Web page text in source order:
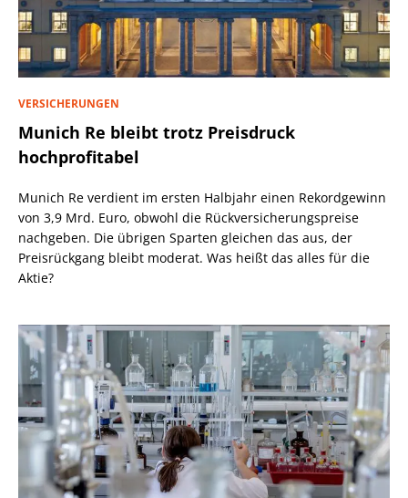
VERSICHERUNGEN
Munich Re bleibt trotz Preisdruck
hochprofitabel
Munich Re verdient im ersten Halbjahr einen Rekordgewinn
von 3,9 Mrd. Euro, obwohl die Rückversicherungspreise
nachgeben. Die übrigen Sparten gleichen das aus, der
Preisrückgang bleibt moderat. Was heißt das alles für die
Aktie?